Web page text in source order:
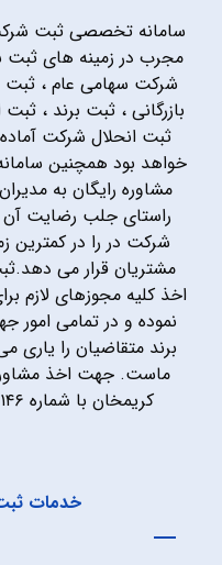
سامانه تخصصی ثبت
مجرب در زمینه های
شرکت سهامی عام ،
بازرگانی ، ثبت برند ،
ثبت انحلال شرکت
خواهد بود همچنین
مشاوره رایگان به
راستای جلب رضایت
شرکت در را در کمترین
مشتریان قرار می
اخذ کلیه مجوزهای لازم
نموده و در تمامی
برند متقاضیان را
ماست. جهت اخذ
کریمخان با شماره ۰۲۱۸۷۱۴۶ تماس حاصل فرمایید.
خدمات